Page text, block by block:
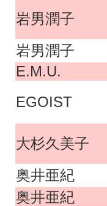
岩男潤子
岩男潤子
E.M.U.
EGOIST
大杉久美子
奥井亜紀
奥井亜紀